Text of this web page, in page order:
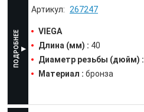
267247
VIEGA
Длина (мм) : 40
Диаметр резьбы (дюйм) :
Материал : бронза